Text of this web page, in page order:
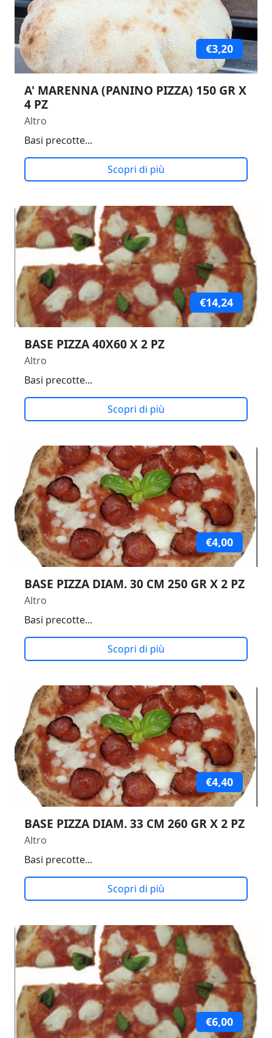
€3,20
A' MARENNA (PANINO PIZZA) 150 GR X
4 PZ
Altro
Basi precotte...
Scopri di più
€14,24
BASE PIZZA 40X60 X 2 PZ
Altro
Basi precotte...
Scopri di più
€4,00
BASE PIZZA DIAM. 30 CM 250 GR X 2 PZ
Altro
Basi precotte...
Scopri di più
€4,40
BASE PIZZA DIAM. 33 CM 260 GR X 2 PZ
Altro
Basi precotte...
Scopri di più
€6,00